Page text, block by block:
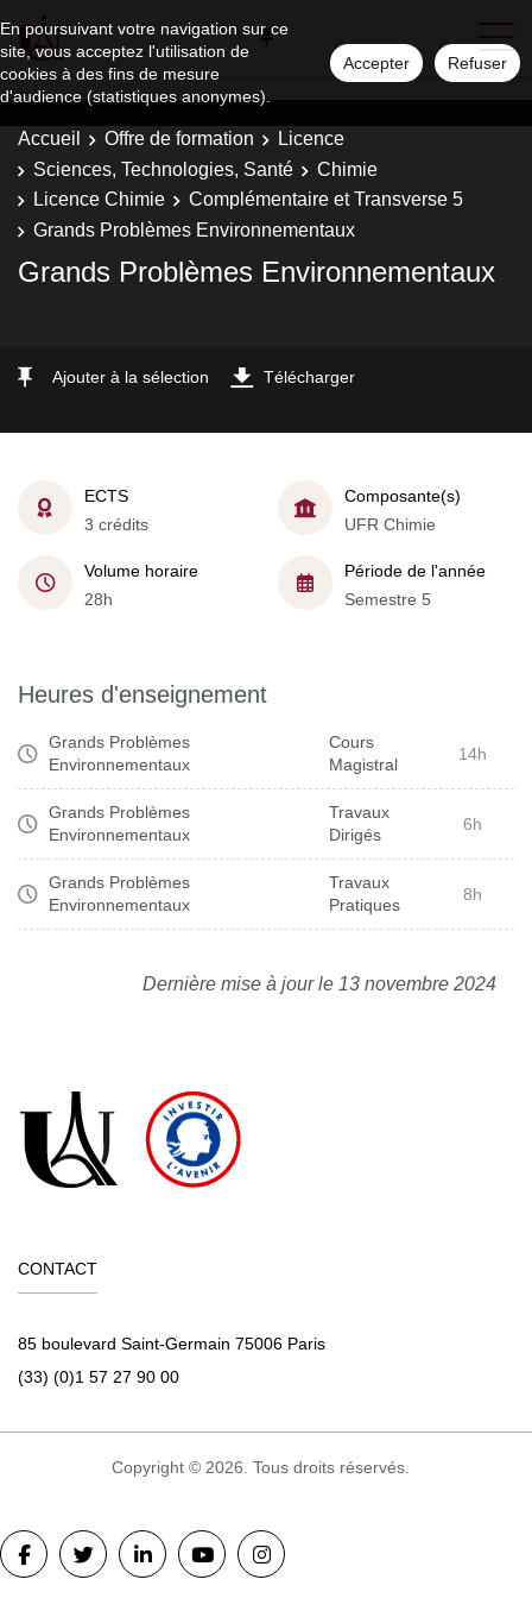
En poursuivant votre navigation sur ce
site, vous acceptez l'utilisation de
cookies à des fins de mesure
d'audience (statistiques anonymes).
Accepter Refuser
Accueil Offre de formation
Licence
Sciences, Technologies, Santé
Chimie
Licence Chimie
Complémentaire et Transverse 5
Grands Problèmes Environnementaux
Grands Problèmes Environnementaux
Ajouter à la sélection Télécharger
ECTS
3 crédits
Composante(s)
UFR Chimie
Volume horaire
28h
Période de l'année
Semestre 5
Heures d'enseignement
Grands Problèmes
Environnementaux
Cours
Magistral
14h
Grands Problèmes
Environnementaux
Travaux
Dirigés
6h
Grands Problèmes
Environnementaux
Travaux
Pratiques
8h
Dernière mise à jour le 13 novembre 2024
CONTACT
85 boulevard Saint-Germain 75006 Paris
(33) (0)1 57 27 90 00
Copyright © 2026. Tous droits réservés.